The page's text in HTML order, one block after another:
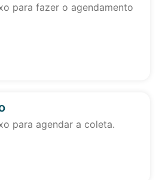
para fazer o agendamento
para agendar a coleta.